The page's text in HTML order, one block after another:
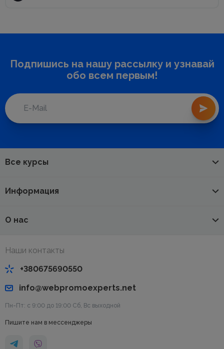
Подпишись на нашу рассылку и узнавай
обо всем первым!
Все курсы
Информация
О нас
Наши контакты
+380675690550
info@webpromoexperts.net
Пн-Пт: с 9:00 до 19:00 Cб, Вс выходной
Пишите нам в мессенджеры